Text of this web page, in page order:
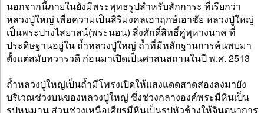
นอกจากนี้ภายในยังมีพระพุทธรูปสำหรับสักการะ ที่เรียกว่า
หลวงปู่ใหญ่ เพื่อความเป็นสิริมงคลเอาฤกษ์เอาชัย หลวงปู่ใหญ่
เป็นพระปางไสยาสน์(พระนอน) สิ่งศักดิ์สิทธิ์คู่พุหางนาค ที่
ประดิษฐานอยู่ใน ถ้ำหลวงปู่ใหญ่ ถ้ำที่มีหลักฐานการค้นพบมา
ตั้งแต่สมัยทวารวดี ก่อนมาเปิดเป็นศาสนสถานในปี พ.ศ. 2513
ถ้ำหลวงปู่ใหญ่เป็นถ้ำมีโพรงเปิดให้แสงแดดสาดส่องลงมายัง
บริเวณช่วงบนของหลวงปู่ใหญ่ ซึ่งช่วงกลางองค์พระมีหินเป็น
รูปหนุมาน ส่วนช่วงเหนือเศียรมีหินเป็นรูปหัวช้างให้จินตนาการ